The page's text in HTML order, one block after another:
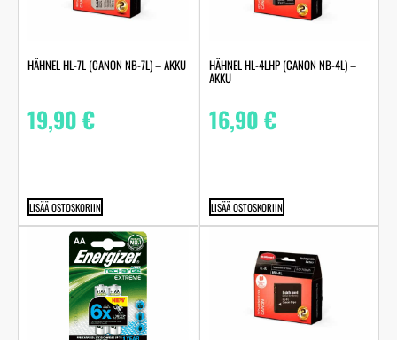
HÄHNEL HL-7L (CANON NB-7L) – AKKU
19,90€
LISÄÄ OSTOSKORIIN
HÄHNEL HL-4LHP (CANON NB-4L) –
AKKU
16,90€
LISÄÄ OSTOSKORIIN